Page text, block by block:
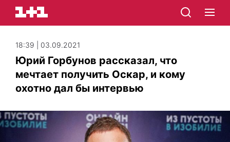
18:39 | 03.09.2021
Юрий Горбунов рассказал, что
мечтает получить Оскар, и кому
охотно дал бы интервью